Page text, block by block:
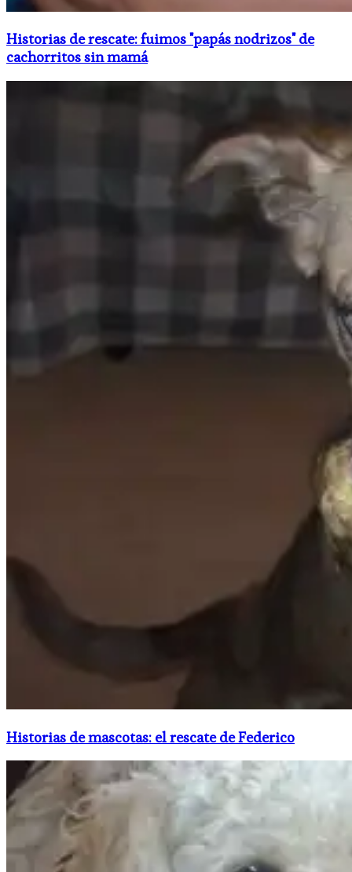
Historias de rescate: fuimos "papás nodrizos" de
cachorritos sin mamá
Historias de mascotas: el rescate de Federico